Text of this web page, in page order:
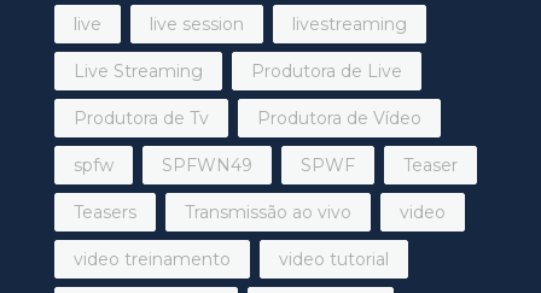
live live session livestreaming
Live Streaming Produtora de Live
Produtora de Tv Produtora de Vídeo
spfw SPFWN49 SPWF Teaser
Teasers Transmissão ao vivo video
video treinamento video tutorial